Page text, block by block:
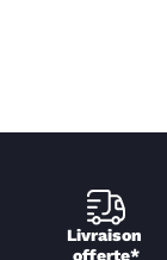
Livraison
offerte*